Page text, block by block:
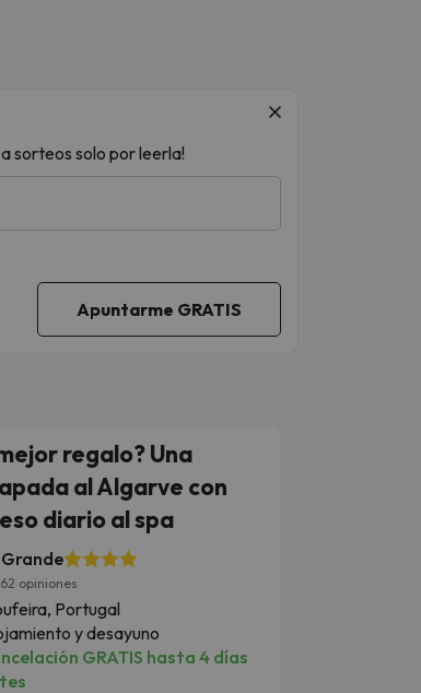
sorteos solo por leerla!
regalo? Una
al Algarve con
diario al spa
62 opiniones
Portugal
y desayuno
GRATIS hasta 4 días